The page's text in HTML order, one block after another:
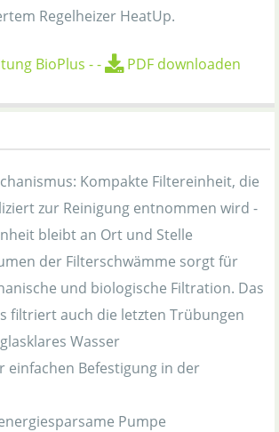
Regelheizer HeatUp.
BioPlus -- PDF downloaden
Kompakte Filtereinheit, die
zur Reinigung entnommen wird -
bleibt an Ort und Stelle
der Filterschwämme sorgt für
und biologische Filtration. Das
filtriert auch die letzten Trübungen
Wasser
einfachen Befestigung in der
Pumpe